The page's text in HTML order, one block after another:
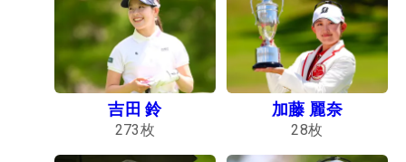
吉田 鈴
273枚
加藤 麗奈
28枚